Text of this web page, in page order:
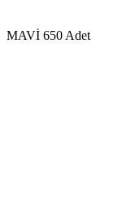
MAVİ 650 Adet